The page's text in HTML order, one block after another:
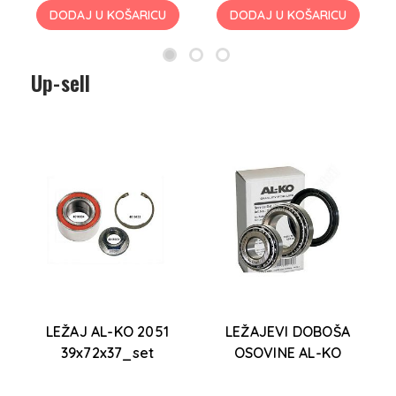
DODAJ U KOŠARICU DODAJ U KOŠARICU
Up-sell
LEŽAJ AL-KO 2051
39x72x37_set
LEŽAJEVI DOBOŠA
OSOVINE AL-KO